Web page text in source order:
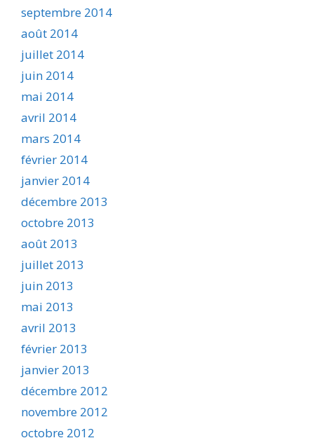
septembre 2014
août 2014
juillet 2014
juin 2014
mai 2014
avril 2014
mars 2014
février 2014
janvier 2014
décembre 2013
octobre 2013
août 2013
juillet 2013
juin 2013
mai 2013
avril 2013
février 2013
janvier 2013
décembre 2012
novembre 2012
octobre 2012